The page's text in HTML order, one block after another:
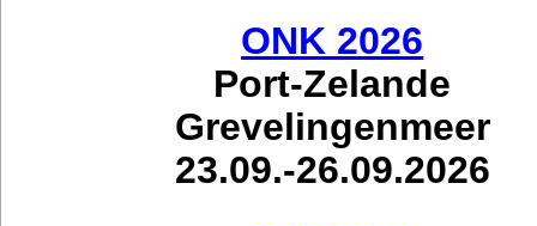
ONK 2026
Port-Zelande
Grevelingenmeer
23.09.-26.09.2026